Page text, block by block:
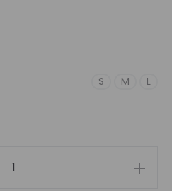
S M L